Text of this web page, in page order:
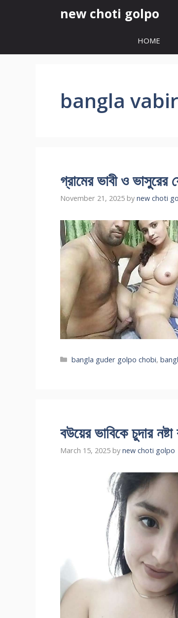
new choti golpo
HOME
bangla
গ্রামের ভাবী ও ভাসুরের
November 21, 2025 by new choti
Categories
bangla guder golpo chobi,
বউয়ের ভাবিকে চুদার
March 15, 2025 by new choti golpo